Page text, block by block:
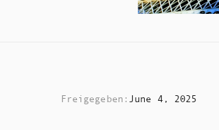
Freigegeben: June 4, 2025